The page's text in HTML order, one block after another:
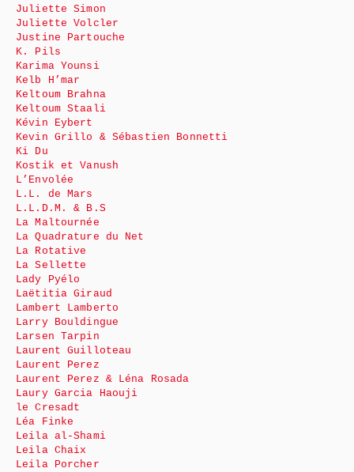
Juliette Simon
Juliette Volcler
Justine Partouche
K. Pils
Karima Younsi
Kelb H’mar
Keltoum Brahna
Keltoum Staali
Kévin Eybert
Kevin Grillo & Sébastien Bonnetti
Ki Du
Kostik et Vanush
L’Envolée
L.L. de Mars
L.L.D.M. & B.S
La Maltournée
La Quadrature du Net
La Rotative
La Sellette
Lady Pyélo
Laëtitia Giraud
Lambert Lamberto
Larry Bouldingue
Larsen Tarpin
Laurent Guilloteau
Laurent Perez
Laurent Perez & Léna Rosada
Laury Garcia Haouji
le Cresadt
Léa Finke
Leila al-Shami
Leila Chaix
Leila Porcher